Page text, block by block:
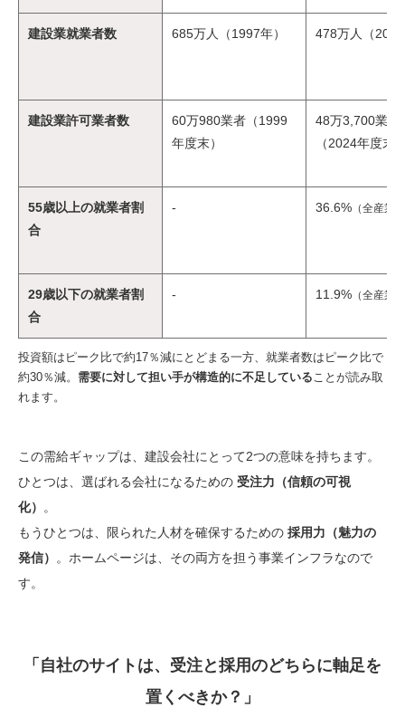
建設業就業者数 685万人（1997年） 478万人（
建設業許可業者数
60万980業者（1999
年度末）
48万3,700業者
（2024年度末
55歳以上の就業者割
合
- 36.6% （全産業
29歳以下の就業者割
合
- 11.9% （全産業
投資額はピーク比で約17％減にとどまる一方、就業者数はピーク比で
約30％減。 需要に対して担い手が構造的に不足していることが読み取
れます。
この需給ギャップは、建設会社にとって2つの意味を持ちます。
ひとつは、選ばれる会社になるための 受注力（信頼の可視
化）
。
もうひとつは、限られた人材を確保するための 採用力（魅力の
発信）
。ホームページは、その両方を担う事業インフラなので
す。
「自社のサイトは、受注と採用のどちらに軸足を
置くべきか？」